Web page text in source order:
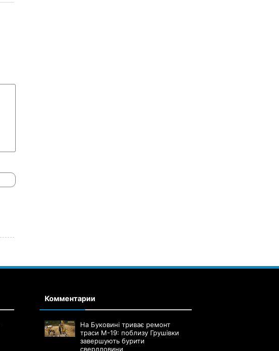
Комментарии
На Буковині триває ремонт
траси М-19: поблизу Грушівки
завершують бурити
свердловини